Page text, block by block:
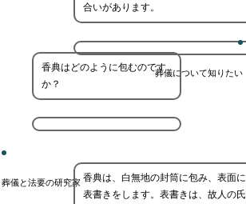
合いがあります。
葬儀について知りたい
香典はどのように包むのです
か？
葬儀と法要の研究家 香典は、白無地の封筒に包み、表面に
表書きをします。表書きは、故人の氏